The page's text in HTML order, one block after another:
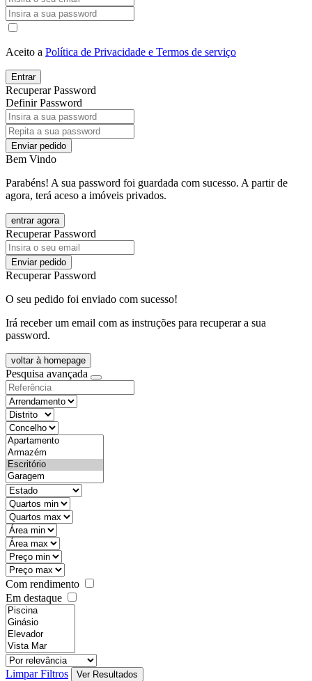
Aceito a Política de Privacidade e Termos de serviço
Entrar
Recuperar Password
Definir Password
Enviar pedido
Bem Vindo
Parabéns! A sua password foi guardada com sucesso. A partir de
agora, terá aceso a imóveis privados.
entrar agora
Recuperar Password
Enviar pedido
Recuperar Password
O seu pedido foi enviado com sucesso!
Irá receber um email com as instruções para recuperar a sua
password.
voltar à homepage
Pesquisa avançada
Com rendimento
Em destaque
Limpar Filtros Ver Resultados